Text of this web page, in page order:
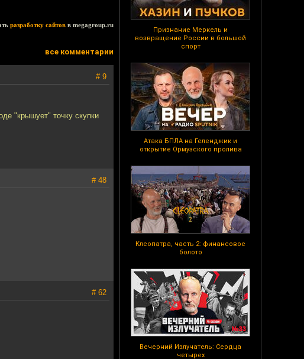
Признание Меркель и
возвращение России в большой
спорт
Атака БПЛА на Геленджик и
открытие Ормузского пролива
Клеопатра, часть 2: финансовое
болото
Вечерний Излучатель: Сердца
четырех
разработку сайтов в megagroup.ru
все комментарии
# 9
"крышует" точку скупки
# 48
# 62